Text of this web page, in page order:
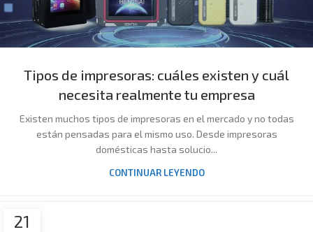
Tipos de impresoras: cuáles existen y cuál
necesita realmente tu empresa
Existen muchos tipos de impresoras en el mercado y no todas
están pensadas para el mismo uso. Desde impresoras
domésticas hasta solucio...
CONTINUAR LEYENDO
21